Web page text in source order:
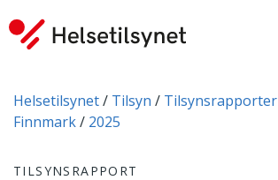
Du er her:
Helsetilsynet Tilsyn Tilsynsrapporter
Finnmark
2025
TILSYNSRAPPORT